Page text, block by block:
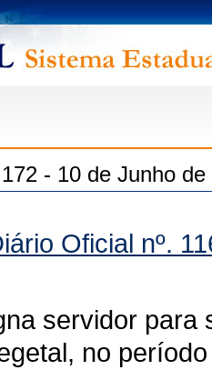
- 10 de Junho de
Oficial nº.
servidor para
no